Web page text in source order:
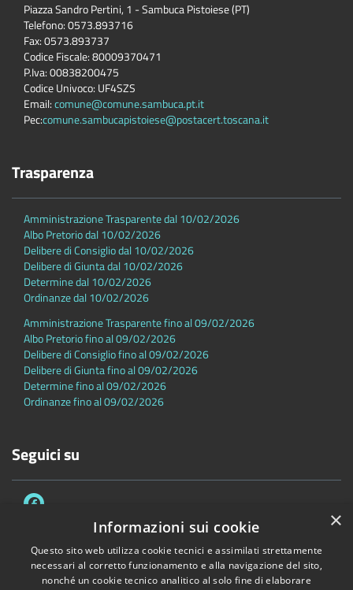
Piazza Sandro Pertini, 1 - Sambuca Pistoiese (PT)
Telefono: 0573.893716
Fax: 0573.893737
Codice Fiscale: 80009370471
P.Iva: 00838200475
Codice Univoco: UF4SZS
Email:comune@comune.sambuca.pt.it
Pec:comune.sambucapistoiese@postacert.toscana.it
Trasparenza
Amministrazione Trasparente dal 10/02/2026
Albo Pretorio dal 10/02/2026
Delibere di Consiglio dal 10/02/2026
Delibere di Giunta dal 10/02/2026
Determine dal 10/02/2026
Ordinanze dal 10/02/2026
Amministrazione Trasparente fino al 09/02/2026
Albo Pretorio fino al 09/02/2026
Delibere di Consiglio fino al 09/02/2026
Delibere di Giunta fino al 09/02/2026
Determine fino al 09/02/2026
Ordinanze fino al 09/02/2026
Seguici su
Accessibilità Privacy Cookie
Mappa del sito
×
Informazioni sui cookie
Questo sito web utilizza cookie tecnici e assimilati strettamente
necessari al corretto funzionamento e alla navigazione del sito,
nonché un cookie tecnico analitico al solo fine di elaborare